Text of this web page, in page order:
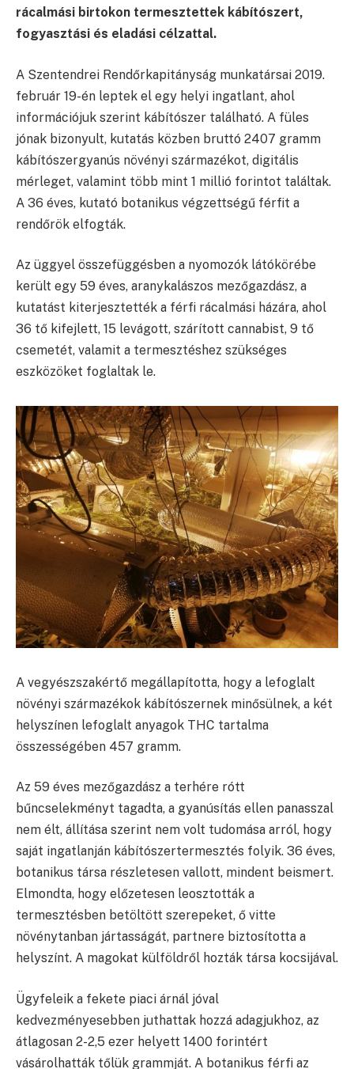
rácalmási birtokon termesztettek kábítószert,
fogyasztási és eladási célzattal.
A Szentendrei Rendőrkapitányság munkatársai 2019.
február 19-én leptek el egy helyi ingatlant, ahol
információjuk szerint kábítószer található. A füles
jónak bizonyult, kutatás közben bruttó 2407 gramm
kábítószergyanús növényi származékot, digitális
mérleget, valamint több mint 1 millió forintot találtak.
A 36 éves, kutató botanikus végzettségű férfit a
rendőrök elfogták.
Az üggyel összefüggésben a nyomozók látókörébe
került egy 59 éves, aranykalászos mezőgazdász, a
kutatást kiterjesztették a férfi rácalmási házára, ahol
36 tő kifejlett, 15 levágott, szárított cannabist, 9 tő
csemetét, valamit a termesztéshez szükséges
eszközöket foglaltak le.
A vegyészszakértő megállapította, hogy a lefoglalt
növényi származékok kábítószernek minősülnek, a két
helyszínen lefoglalt anyagok THC tartalma
összességében 457 gramm.
Az 59 éves mezőgazdász a terhére rótt
bűncselekményt tagadta, a gyanúsítás ellen panasszal
nem élt, állítása szerint nem volt tudomása arról, hogy
saját ingatlanján kábítószertermesztés folyik. 36 éves,
botanikus társa részletesen vallott, mindent beismert.
Elmondta, hogy előzetesen leosztották a
termesztésben betöltött szerepeket, ő vitte
növénytanban jártasságát, partnere biztosította a
helyszínt. A magokat külföldről hozták társa kocsijával.
Ügyfeleik a fekete piaci árnál jóval
kedvezményesebben juthattak hozzá adagjukhoz, az
átlagosan 2-2,5 ezer helyett 1400 forintért
vásárolhatták tőlük grammját. A botanikus férfi az